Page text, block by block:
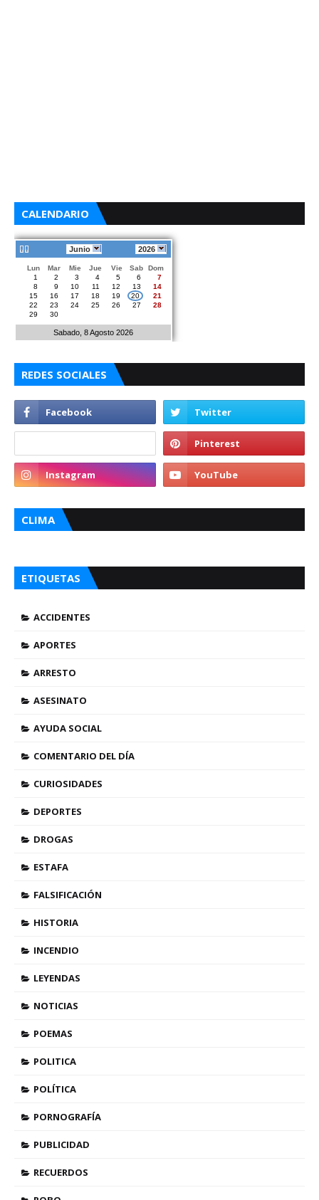
CALENDARIO
Junio 2026
Lun Mar Mie Jue Vie Sab
Dom
1
2 3 4 5 6
7
8
9 10 11 12 13
14
15
16 17 18 19 20
21
22
23 24 25 26 27
28
29
30
Sabado, 8 Agosto 2026
REDES SOCIALES
CLIMA
ETIQUETAS
ACCIDENTES
APORTES
ARRESTO
ASESINATO
AYUDA SOCIAL
COMENTARIO DEL DÍA
CURIOSIDADES
DEPORTES
DROGAS
ESTAFA
FALSIFICACIÓN
HISTORIA
INCENDIO
LEYENDAS
NOTICIAS
POEMAS
POLITICA
POLÍTICA
PORNOGRAFÍA
PUBLICIDAD
RECUERDOS